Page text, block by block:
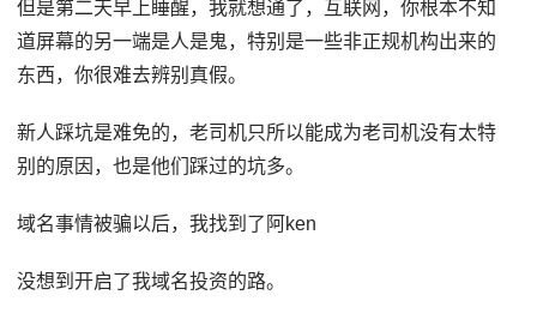
但是第二天早上睡醒，我就想通了，互联网，你根本不知
道屏幕的另一端是人是鬼，特别是一些非正规机构出来的
东西，你很难去辨别真假。
新人踩坑是难免的，老司机只所以能成为老司机没有太特
别的原因，也是他们踩过的坑多。
域名事情被骗以后，我找到了阿ken
没想到开启了我域名投资的路。